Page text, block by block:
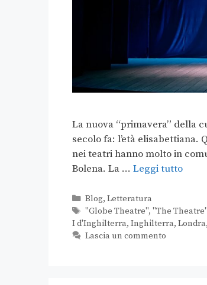
La nuova “primavera” della
secolo fa: l’età
nei teatri hanno molto in
Bolena. La … Leggi tutto
Blog, Letteratura
"Globe Theatre", "The Theatre"
I d'Inghilterra, Inghilterra, Londra,
Lascia un commento